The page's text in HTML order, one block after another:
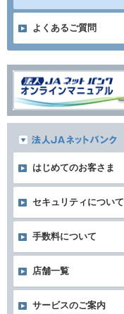
よくあるご質問
はじめてのお客さま
セキュリティについて
手数料について
店舗一覧
サービスのご案内